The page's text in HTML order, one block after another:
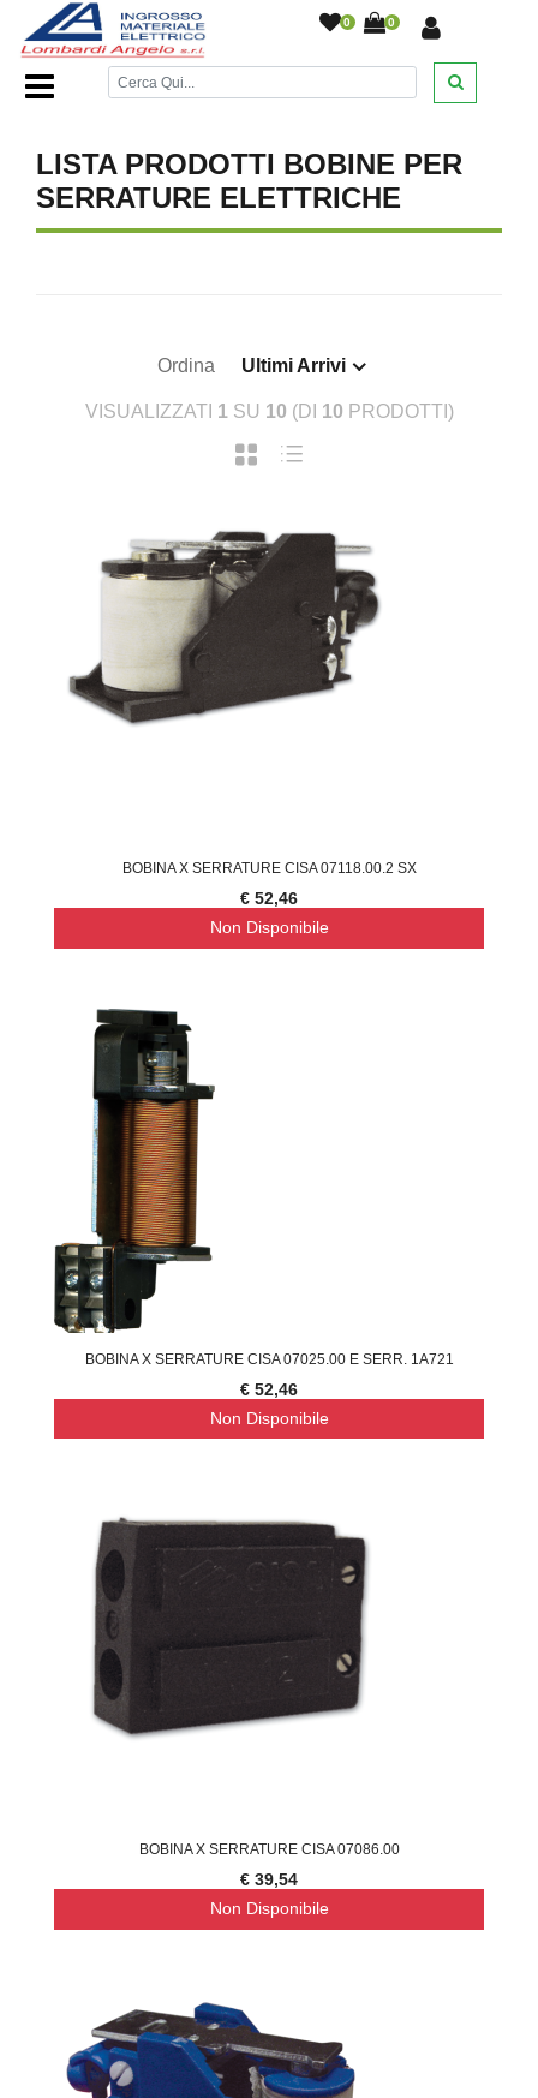
0 0
Home Page/DESANTIS////
LISTA PRODOTTI BOBINE PER
SERRATURE ELETTRICHE
Ordina Ultimi Arrivi
VISUALIZZATI 1 SU 10 (DI 10 PRODOTTI)
BOBINA X SERRATURE CISA 07118.00.2 SX
€ 52,46
Non Disponibile
BOBINA X SERRATURE CISA 07025.00 E SERR. 1A721
€ 52,46
Non Disponibile
BOBINA X SERRATURE CISA 07086.00
€ 39,54
Non Disponibile